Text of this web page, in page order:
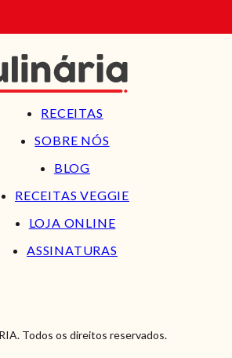
RECEITAS
SOBRE NÓS
BLOG
RECEITAS VEGGIE
LOJA ONLINE
ASSINATURAS
Todos os direitos reservados.